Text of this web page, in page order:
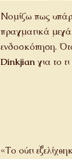
Νομίζω πως
πραγματικά
ενδοσκόπηση.
Dinkjian για το
«Το ούτι